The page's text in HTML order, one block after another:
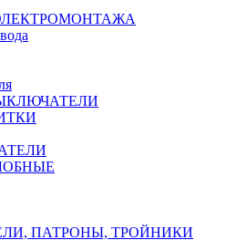
ПАТРОНЫ, ТРОЙНИКИ